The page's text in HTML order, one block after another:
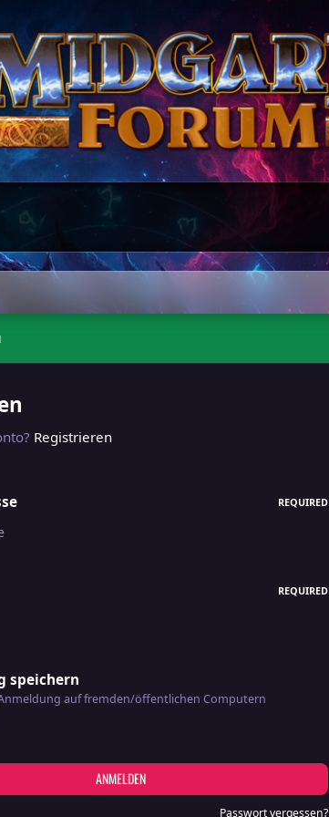
Registrieren
REQUIRED
REQUIRED
speichern
auf fremden/öffentlichen Computern
ANMELDEN
Passwort vergessen?